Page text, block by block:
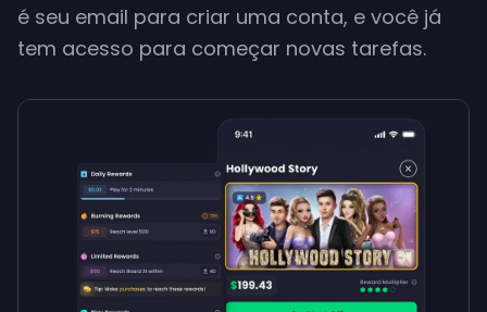
é seu email para criar uma conta, e você já
tem acesso para começar novas tarefas.